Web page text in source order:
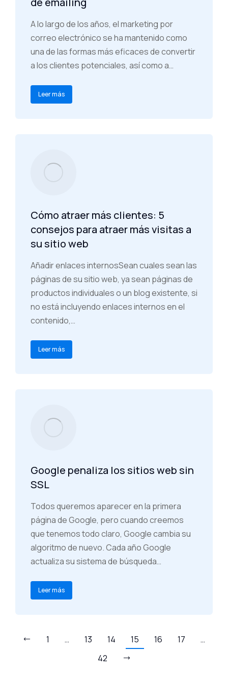
A lo largo de los años, el marketing por
correo electrónico se ha mantenido como
una de las formas más eficaces de convertir
a los clientes potenciales, así como a…
Leer más
Cómo atraer más clientes: 5
consejos para atraer más visitas a
su sitio web
Añadir enlaces internosSean cuales sean las
páginas de su sitio web, ya sean páginas de
productos individuales o un blog existente, si
no está incluyendo enlaces internos en el
contenido,…
Leer más
Google penaliza los sitios web sin
SSL
Todos queremos aparecer en la primera
página de Google, pero cuando creemos
que tenemos todo claro, Google cambia su
algoritmo de nuevo. Cada año Google
actualiza su sistema de búsqueda…
Leer más
1 … 13 14 15 16 17
…
42